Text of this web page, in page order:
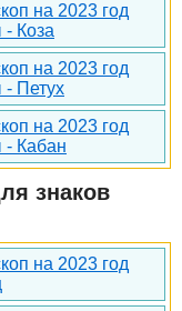
на 2023 год
Коза
на 2023 год
Петух
на 2023 год
Кабан
знаков
на 2023 год